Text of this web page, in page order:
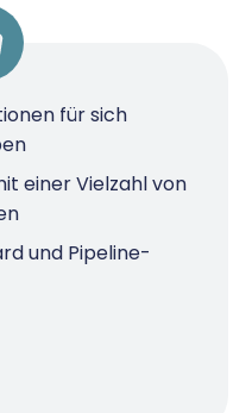
für sich
einer Vielzahl von
und Pipeline-